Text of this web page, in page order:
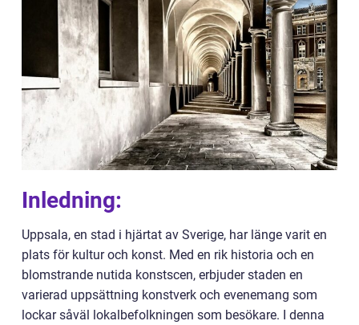
Inledning:
Uppsala, en stad i hjärtat av Sverige, har länge varit en
plats för kultur och konst. Med en rik historia och en
blomstrande nutida konstscen, erbjuder staden en
varierad uppsättning konstverk och evenemang som
lockar såväl lokalbefolkningen som besökare. I denna